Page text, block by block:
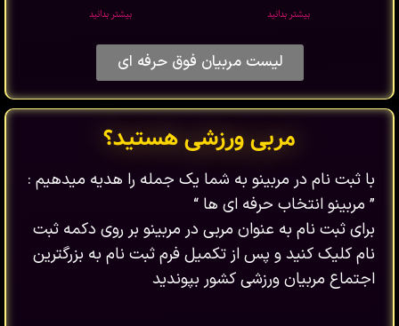
بیشتر بدانید بیشتر بدانید
لیست مربیان فوق حرفه ای
مربی ورزشی هستید؟
با ثبت نام در مربینو به شما یک جمله را هدیه میدهیم :
” مربینو انتخاب حرفه ای ها “
برای ثبت نام به عنوان مربی در مربینو بر روی دکمه ثبت
نام کلیک کنید و پس از تکمیل فرم ثبت نام به بزرگترین
اجتماع مربیان ورزشی کشور بپوندید